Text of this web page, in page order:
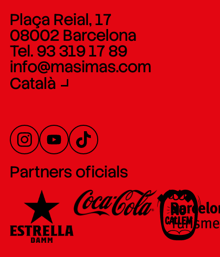
Plaça Reial, 17
08002 Barcelona
Tel. 93 319 17 89
info@masimas.com
Català
Partners oficials